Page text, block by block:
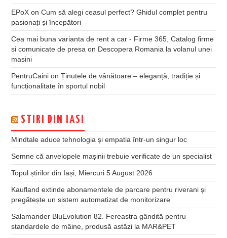
EPoX onCum să alegi ceasul perfect? Ghidul complet pentru
pasionați și începători
Cea mai buna varianta de rent a car - Firme 365, Catalog firme
si comunicate de presa on Descopera Romania la volanul unei
masini
PentruCaini onȚinutele de vânătoare – eleganță, tradiție și
funcționalitate în sportul nobil
STIRI DIN IASI
Mindtale aduce tehnologia și empatia într-un singur loc
Semne că anvelopele mașinii trebuie verificate de un specialist
Topul știrilor din Iași, Miercuri 5 August 2026
Kaufland extinde abonamentele de parcare pentru riverani și
pregătește un sistem automatizat de monitorizare
Salamander BluEvolution 82. Fereastra gândită pentru
standardele de mâine, produsă astăzi la MAR&PET